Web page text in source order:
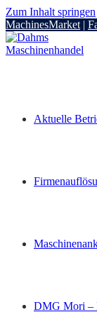
Zum Inhalt springen
MachinesMarket |
Aktuelle
DMG Mori –